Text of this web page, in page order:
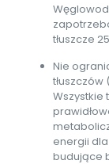
tłuszcze
Nie
Wszystkie
energii
budujące